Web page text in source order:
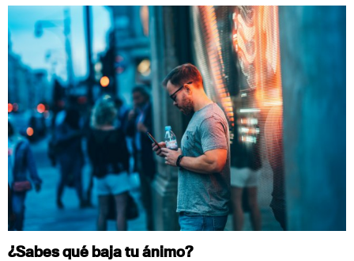
¿Sabes qué baja tu ánimo?